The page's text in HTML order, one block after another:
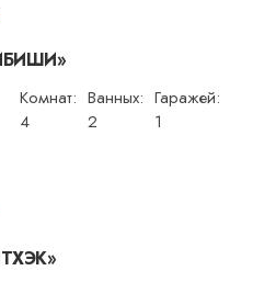
Комнат:
4
Ванных:
2
Гаражей:
1